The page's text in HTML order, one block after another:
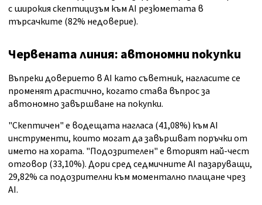
с широкия скептицизъм към AI резюметата в
търсачките (82% недоверие).
Червената линия: автономни покупки
Въпреки доверието в AI като съветник, нагласите се
променят драстично, когато става въпрос за
автономно завършване на покупки.
"Скептичен" е водещата нагласа (41,08%) към AI
инструменти, които могат да завършват поръчки от
името на хората. "Подозрителен" е вторият най-чест
отговор (33,10%). Дори сред седмичните AI пазаруващи,
29,82% са подозрителни към моментално плащане чрез
AI.